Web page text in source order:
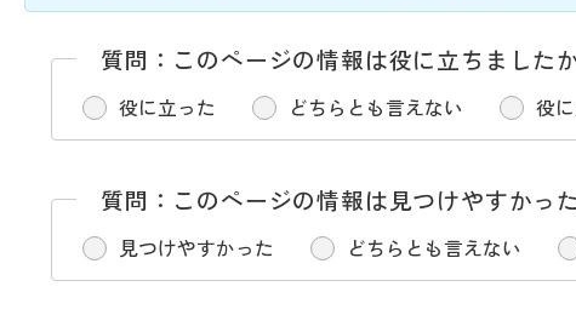
質問：このページの情報は役に立ちました
役に立った どちらとも言えない 役
質問：このページの情報は見つけやすかっ
見つけやすかった どちらとも言えない